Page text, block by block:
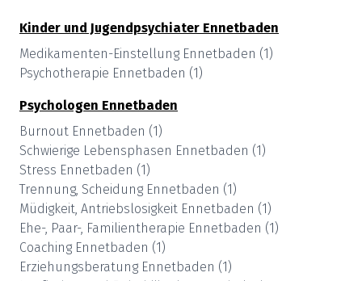
Kinder und Jugendpsychiater Ennetbaden
Medikamenten-Einstellung Ennetbaden (1)
Psychotherapie Ennetbaden (1)
Psychologen Ennetbaden
Burnout Ennetbaden (1)
Schwierige Lebensphasen Ennetbaden (1)
Stress Ennetbaden (1)
Trennung, Scheidung Ennetbaden (1)
Müdigkeit, Antriebslosigkeit Ennetbaden (1)
Ehe-, Paar-, Familientherapie Ennetbaden (1)
Coaching Ennetbaden (1)
Erziehungsberatung Ennetbaden (1)